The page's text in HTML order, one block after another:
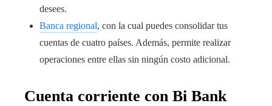
desees.
Banca regional, con la cual puedes consolidar tus
cuentas de cuatro países. Además, permite realizar
operaciones entre ellas sin ningún costo adicional.
Cuenta corriente con Bi Bank